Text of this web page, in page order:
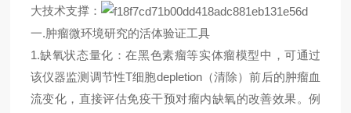
大技术支撑：
一.肿瘤微环境研究的活体验证工具
1.缺氧状态量化：在黑色素瘤等实体瘤模型中，可通过
该仪器监测 调节性T细胞depletion（清除）前后的肿瘤血
流变化，直接评估免疫干预对瘤内缺氧的改善效果。例